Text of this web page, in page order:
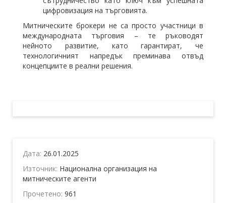
цифровизация на търговията.
Митническите брокери не са просто участници в
международната търговия – те ръководят
нейното развитие, като гарантират, че
технологичният напредък преминава отвъд
концепциите в реални решения.
Дата: 26.01.2025
Източник: Национална организация на
митническите агенти
Прочетено: 961